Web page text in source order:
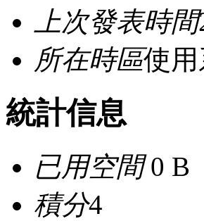
上次發表時間
所在時區使
統計信息
已用空間0 B
積分4